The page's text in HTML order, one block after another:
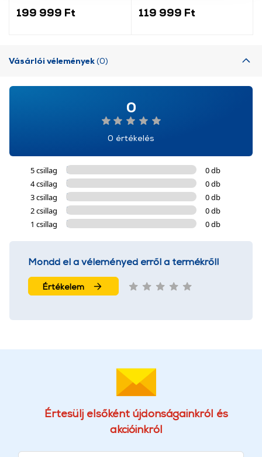
További információk:
ésAdatvédelem
199 999 Ft 119 999 Ft
Vásárlói vélemények(0)
0
0 értékelés
5 csillag
0 db
4 csillag
0 db
3 csillag
0 db
2 csillag
0 db
1 csillag
0 db
Mondd el a véleményed erről a termékről!
Értékelem
Értesülj elsőként újdonságainkról és
akcióinkról